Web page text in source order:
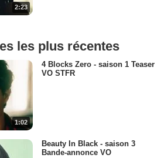
2:23
les plus récentes
1:02
4 Blocks Zero - saison 1 Teaser
VO STFR
Beauty In Black - saison 3
Bande-annonce VO